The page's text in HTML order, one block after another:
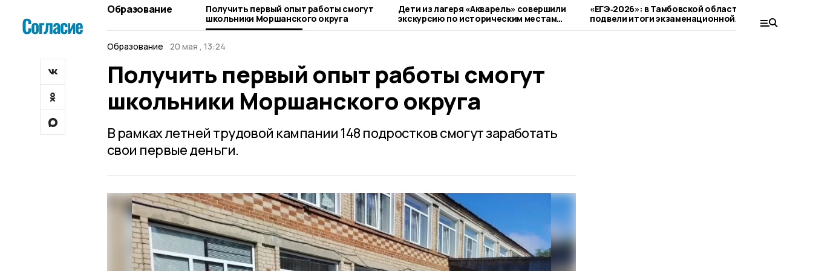
Образование
Получить первый опыт работы смогут
школьники Моршанского округа
Дети из лагеря «Акварель» совершили
экскурсию по историческим местам
Моршанска
«ЕГЭ‑2026»: в Тамбовской области
подвели итоги экзаменационной
кампании
Образование 20 мая , 13:24
Получить первый опыт работы смогут
школьники Моршанского округа
В рамках летней трудовой кампании 148 подростков смогут заработать
свои первые деньги.